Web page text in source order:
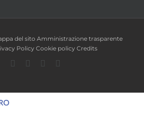
del sito Amministrazione trasparente
Policy Cookie policy Credits
Facebook
TwitterYouTube